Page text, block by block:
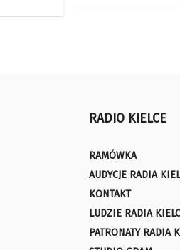
RADIO KIELCE
RAMÓWKA
AUDYCJE RADIA
KONTAKT
LUDZIE RADIA
PATRONATY RADIA